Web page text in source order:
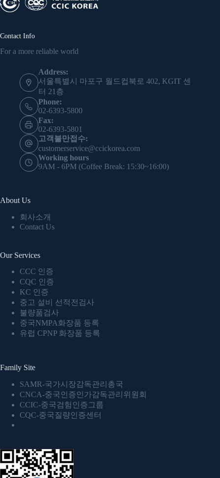
Contact Info
For a more reliable world
Address:
서울특별시 마포구 월드컵북로 402, KGIT 센
터 21층
Phone:
02-6393-5800
Fax:
02-6393-5801
고객불만접수:
customerservice@ccickorea.com
Working hours
9AM - 6PM (Coffee Break: 15:30~16:00)
About Us
회사소개
Contact Us
Our Services
CCC 인증
CQC 인증
KC 인증
중고 설비 선적전검사
불량품검사
중국NMPA화장품 등록
유럽 CPNP 화장품 등록
Family Site
SAMR-국가시장감독관리총국
CNCA-중국인증인가감독관리위원회
CCIC-중국검험인증그룹
CQC-중국질량인증센터